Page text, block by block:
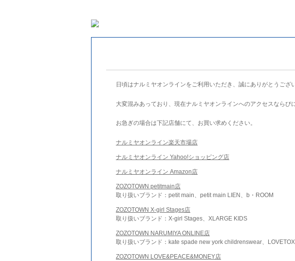
日頃はナルミヤオンラインをご利用いただき、誠にありがとうござ
大変混みあっており、現在ナルミヤオンラインへのアクセスならび
お急ぎの場合は下記店舗にて、お買い求めください。
ナルミヤオンライン楽天市場店
ナルミヤオンライン Yahoo!ショッピング店
ナルミヤオンライン Amazon店
ZOZOTOWN petitmain店
取り扱いブランド：petit main、petit main LIEN、b・ROOM
ZOZOTOWN X-girl Stages店
取り扱いブランド：X-girl Stages、XLARGE KIDS
ZOZOTOWN NARUMIYA ONLINE店
取り扱いブランド：kate spade new york childrenswear、
ZOZOTOWN LOVE&PEACE&MONEY店